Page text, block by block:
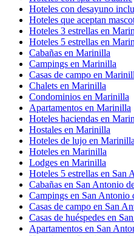
Hoteles con desayuno
Hoteles que aceptan
Hoteles 3 estrellas en
Hoteles 5 estrellas en
Cabañas en Marinilla
Campings en Marinilla
Casas de campo en
Chalets en Marinilla
Condominios en Marinilla
Apartamentos en Marinilla
Hoteles haciendas en
Hostales en Marinilla
Hoteles de lujo en Marinilla
Hoteles en Marinilla
Lodges en Marinilla
Hoteles 5 estrellas en San
Cabañas en San Antonio
Campings en San Antonio
Casas de campo en San
Casas de huéspedes en
Apartamentos en San